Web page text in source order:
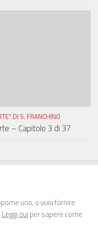
DI S. FRANCHINO
– Capitolo 3 di 37
uno, o vuoi fornire
Leggi qui per sapere come